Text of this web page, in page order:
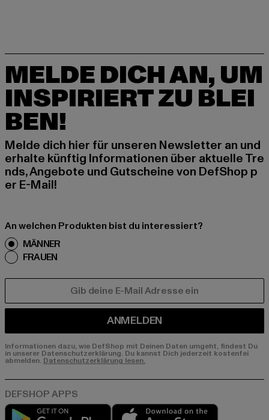
MELDE DICH AN, UM
INSPIRIERT ZU BLEI
BEN!
Melde dich hier für unseren Newsletter an und
erhalte künftig Informationen über aktuelle Tre
nds, Angebote und Gutscheine von DefShop p
er E-Mail!
An welchen Produkten bist du interessiert?
MÄNNER
FRAUEN
ANMELDEN
Informationen dazu, wie DefShop mit Deinen Daten umgeht, findest Du
in unserer Datenschutzerklärung. Du kannst Dich jederzeit kostenfei
abmelden. Datenschutzerklärung lesen.
Play market